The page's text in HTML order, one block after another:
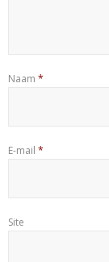
Naam *
E-mail *
Site